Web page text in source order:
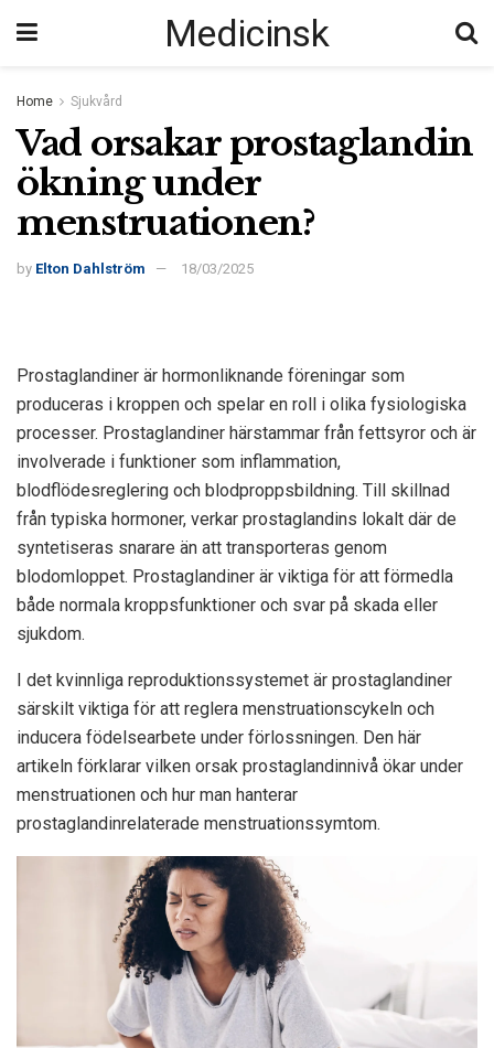
Medicinsk
Home Sjukvård
Vad orsakar prostaglandin
ökning under
menstruationen?
by Elton Dahlström 18/03/2025
Prostaglandiner är hormonliknande föreningar som
produceras i kroppen och spelar en roll i olika fysiologiska
processer. Prostaglandiner härstammar från fettsyror och är
involverade i funktioner som inflammation,
blodflödesreglering och blodproppsbildning. Till skillnad
från typiska hormoner, verkar prostaglandins lokalt där de
syntetiseras snarare än att transporteras genom
blodomloppet. Prostaglandiner är viktiga för att förmedla
både normala kroppsfunktioner och svar på skada eller
sjukdom.
I det kvinnliga reproduktionssystemet är prostaglandiner
särskilt viktiga för att reglera menstruationscykeln och
inducera födelsearbete under förlossningen. Den här
artikeln förklarar vilken orsak prostaglandinnivå ökar under
menstruationen och hur man hanterar
prostaglandinrelaterade menstruationssymtom.